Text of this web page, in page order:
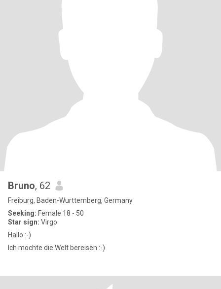
Bruno, 62
Freiburg, Baden-Wurttemberg, Germany
Seeking: Female 18 - 50
Star sign: Virgo
Hallo :-)
Ich möchte die Welt bereisen :-)